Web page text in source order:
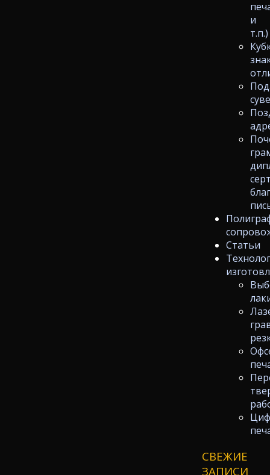
и
т.п.)
Статьи
СВЕЖИЕ
ЗАПИСИ